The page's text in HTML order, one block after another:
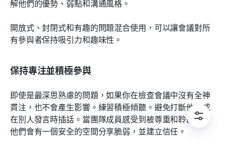
解他們的優勢、弱點和溝通風格。
開放式、封閉式和有趣的問題混合使用，可以讓會議對所
有參與者保持吸引力和趣味性。
保持專注並積極參與
即使是最深思熟慮的問題，如果你在檢查會議中沒有全神
貫注，也不會產生影響。練習積極傾聽。避免打斷他人或
在別人發言時插話。當團隊成員感受到被尊重和聆聽時，
他們會有一個安全的空間分享脆弱，並建立信任。